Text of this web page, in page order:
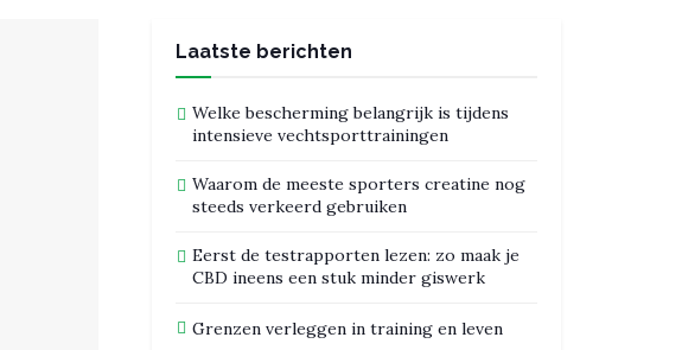
Laatste berichten
Welke bescherming belangrijk is tijdens
intensieve vechtsporttrainingen
Waarom de meeste sporters creatine nog
steeds verkeerd gebruiken
Eerst de testrapporten lezen: zo maak je
CBD ineens een stuk minder giswerk
Grenzen verleggen in training en leven